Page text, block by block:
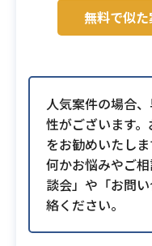
無料で似
人気案件の場合
性がございます
をお勧めいたしま
何かお悩みやご
談会」や「お問
絡ください。